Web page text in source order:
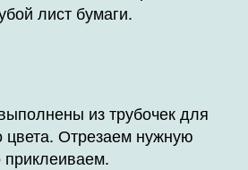
лист бумаги.
из трубочек для
цвета. Отрезаем нужную
приклеиваем.